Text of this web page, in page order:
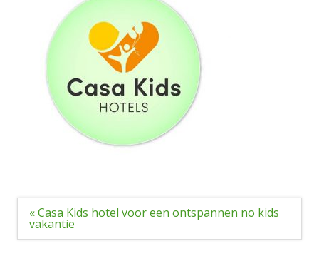
Bericht
navigatie
« Casa Kids hotel voor een ontspannen no kids
vakantie